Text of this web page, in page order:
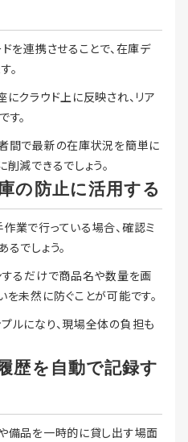
を連携させることで、在庫デ
。
クラウド上に反映され、リア
。
間で最新の在庫状況を簡単に
減できるでしょう。
の防止に活用する
業で行っている場合、確認ミ
でしょう。
るだけで商品名や数量を画
未然に防ぐことが可能です。
ルになり、現場全体の負担も
歴を自動で記録す
備品を一時的に貸し出す場面